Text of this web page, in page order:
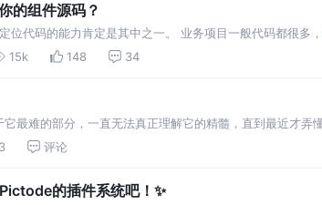
的组件源码？
位代码的能力肯定是其中之一。 业务项目一般代码都很多
特别是接手别人写的代码的时候。 大家都是怎么在不
15k 148 34
最难的部分，一直无法真正理解它的精髓，直到最近才弄
位 在前端环境下，面向对象思想作用其实并不大，
3 评论
的插件系统吧！✨